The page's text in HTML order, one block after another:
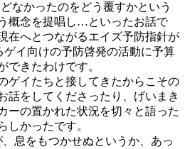
なかったのをどう覆すかという
概念を提唱し…といったお話で
在へとつながるエイズ予防指針が
ゲイ向けの予防啓発の活動に予算
できたわけです。
ゲイたちと接してきたからこその
話をしてくださったり、げいまき
ーの置かれた状況を切々と語った
しかったです。
息をもつかせぬというか、あっ